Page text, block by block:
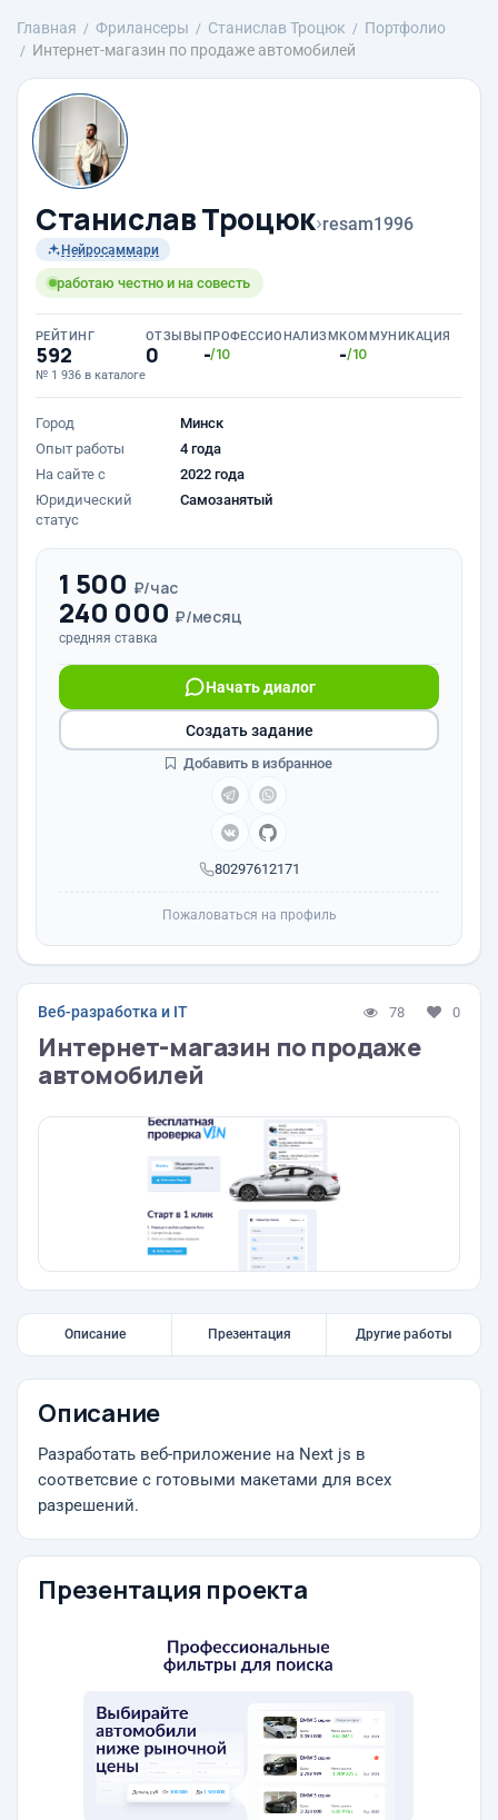
Главная Фрилансеры Станислав Троцюк
Портфолио
Интернет-магазин по продаже автомобилей
Станислав Троцюк›resam1996
Нейросаммари
работаю честно и на совесть
РЕЙТИНГ
592
№ 1 936 в каталоге
ОТЗЫВЫ
0
ПРОФЕССИОНАЛИЗМ
-/10
КОММУНИКАЦИЯ
-/10
Город
Минск
Опыт работы
4 года
На сайте с
2022 года
Юридический
статус
Самозанятый
1 500 ₽/час
240 000 ₽/месяц
средняя ставка
80297612171
Начать диалог
Создать задание
Добавить в избранное
Пожаловаться на профиль
Веб-разработка и IT 78 0
Интернет-магазин по продаже
автомобилей
Описание Презентация Другие работы
Описание
Разработать веб-приложение на Next js в
соответсвие с готовыми макетами для всех
разрешений.
Презентация проекта